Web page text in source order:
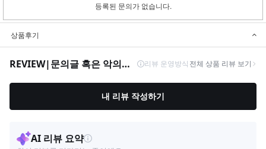
등록된 문의가 없습니다.
상품후기